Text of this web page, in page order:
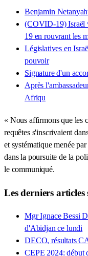
Benjamin
(COVID-19) Israël
19 en rouvrant les
Législatives en
pouvoir
Signature d'un
Après
Afriqu
« Nous affirmons que les
requêtes s'inscrivaient
et systématique menée
dans la poursuite de la
le communiqué.
Les derniers
Mgr Ignace Bessi
d'Abidjan ce lundi
DECO, résultats
CEPE 2024: début